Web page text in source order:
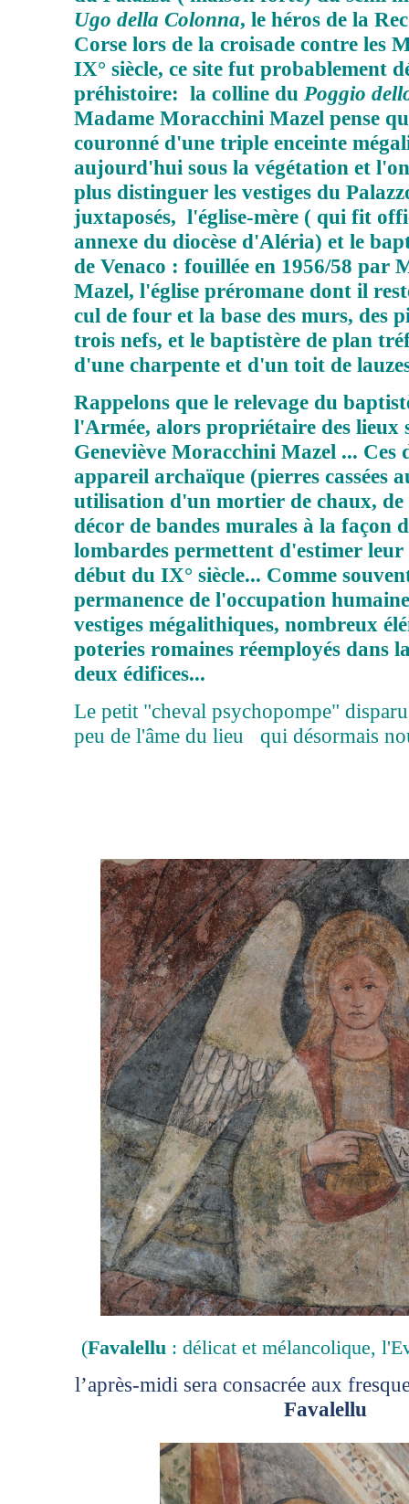
Ugo della Colonna, le héros de la
Corse lors de la croisade contre les
IX° siècle, ce site fut probablement
préhistoire: la colline du Poggio
Madame Moracchini Mazel pense
couronné d'une triple enceinte
aujourd'hui sous la végétation et
plus distinguer les vestiges du
juxtaposés, l'église-mère ( qui fit
annexe du diocèse d'Aléria) et le
de Venaco : fouillée en 1956/58 par
Mazel, l'église préromane dont il
cul de four et la base des murs, des
trois nefs, et le baptistère de plan
d'une charpente et d'un toit de
Rappelons que le relevage du
l'Armée, alors propriétaire des lieux
Geneviève Moracchini Mazel ... Ces
appareil archaïque (pierres cassées
utilisation d'un mortier de chaux,
décor de bandes murales à la façon
lombardes permettent d'estimer
début du IX° siècle... Comme
permanence de l'occupation
vestiges mégalithiques, nombreux
poteries romaines réemployés dans
deux édifices...
Le petit "cheval psychopompe"
peu de l'âme du lieu qui désormais
(Favalellu : délicat et mélancolique,
l’après-midi sera consacrée aux
Favalellu